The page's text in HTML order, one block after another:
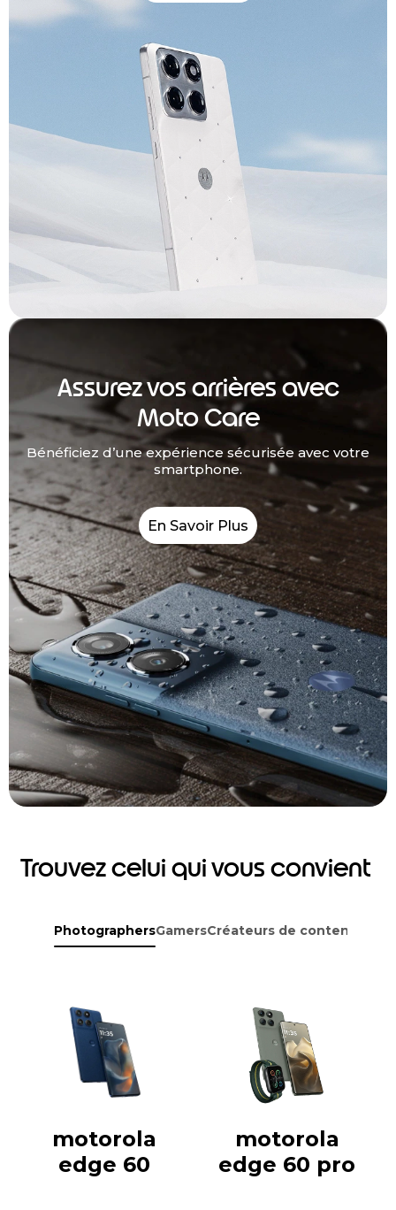
Assurez vos arrières avec
Moto Care
Bénéficiez d’une expérience sécurisée avec votre
smartphone.
En Savoir Plus
Trouvez celui qui vous convient
PhotographersGamersCréateurs de contenu
motorola
edge 60
motorola
edge 60 pro